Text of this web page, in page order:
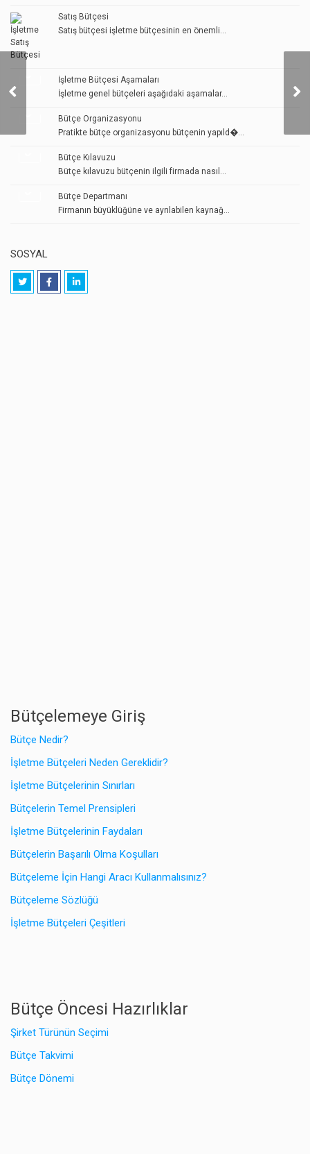
Satış Bütçesi
Satış bütçesi işletme bütçesinin en önemli...
İşletme Bütçesi Aşamaları
İşletme genel bütçeleri aşağıdaki aşamalar...
Bütçe Organizasyonu
Pratikte bütçe organizasyonu bütçenin yapıld�...
Bütçe Kılavuzu
Bütçe kılavuzu bütçenin ilgili firmada nasıl...
Bütçe Departmanı
Firmanın büyüklüğüne ve ayrılabilen kaynağ...
SOSYAL
Bütçe Takvimi
Bütçelemeye Giriş
Bütçe Nedir?
İşletme Bütçeleri Neden Gereklidir?
İşletme Bütçelerinin Sınırları
Bütçelerin Temel Prensipleri
İşletme Bütçelerinin Faydaları
Bütçelerin Başarılı Olma Koşulları
Bütçeleme İçin Hangi Aracı Kullanmalısınız?
Bütçeleme Sözlüğü
İşletme Bütçeleri Çeşitleri
Bütçe Öncesi Hazırlıklar
Şirket Türünün Seçimi
Bütçe Takvimi
Bütçe Dönemi